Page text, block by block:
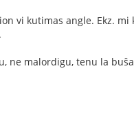
vi kutimas angle. Ekz.
ne malordigu, tenu la